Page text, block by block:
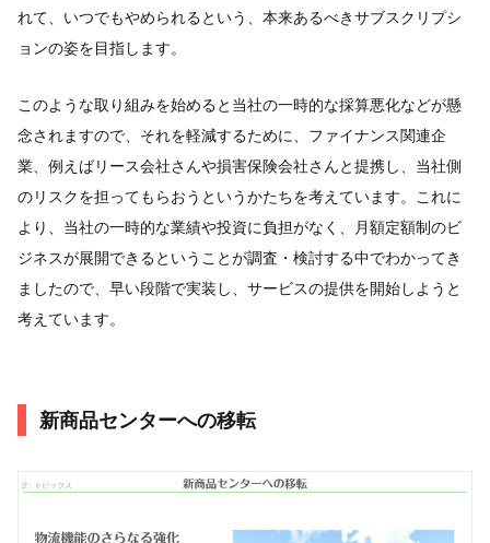
れて、いつでもやめられるという、本来あるべきサブスクリプシ
ョンの姿を目指します。
このような取り組みを始めると当社の一時的な採算悪化などが懸
念されますので、それを軽減するために、ファイナンス関連企
業、例えばリース会社さんや損害保険会社さんと提携し、当社側
のリスクを担ってもらおうというかたちを考えています。これに
より、当社の一時的な業績や投資に負担がなく、月額定額制のビ
ジネスが展開できるということが調査・検討する中でわかってき
ましたので、早い段階で実装し、サービスの提供を開始しようと
考えています。
新商品センターへの移転